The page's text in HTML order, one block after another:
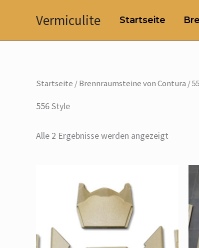
Vermiculite Startseite
Startseite /Brennraumsteine von Contura /
556 Style
Alle 2 Ergebnisse werden angezeigt